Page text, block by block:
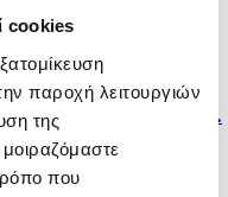
cookies
παροχή λειτουργιών
της
που
but a solution for...